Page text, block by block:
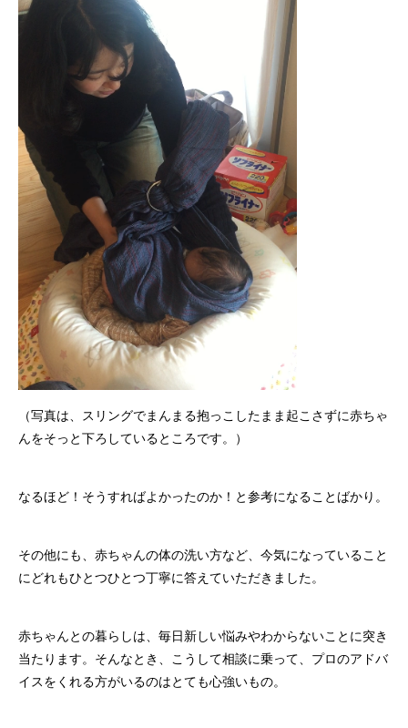
（写真は、スリングでまんまる抱っこしたまま起こさずに赤ちゃ
んをそっと下ろしているところです。）
なるほど！そうすればよかったのか！と参考になることばかり。
その他にも、赤ちゃんの体の洗い方など、今気になっていること
にどれもひとつひとつ丁寧に答えていただきました。
赤ちゃんとの暮らしは、毎日新しい悩みやわからないことに突き
当たります。そんなとき、こうして相談に乗って、プロのアドバ
イスをくれる方がいるのはとても心強いもの。